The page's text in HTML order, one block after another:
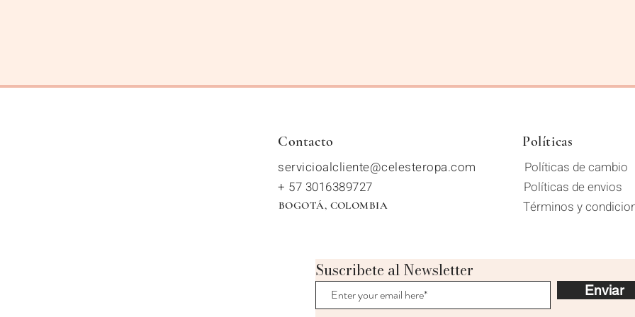
Contacto Políticas
Políticas de cambio
servicioalcliente@celesteropa.com
Políticas de envios
+ 57 3016389727
BOGOTÁ, COLOMBIA Términos y
Suscribete al Newsletter
Enviar